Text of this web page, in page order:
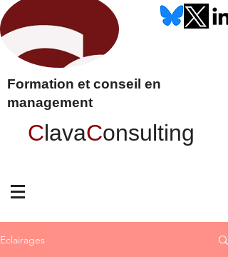
Formation et conseil en
management
ClavaConsulting
Eclairages